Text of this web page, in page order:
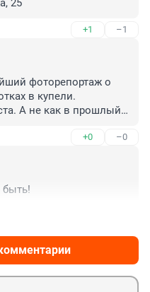
25
+1 –1
фоторепортаж о
в купели.
А не как в прошлый
+0 –0
быть!